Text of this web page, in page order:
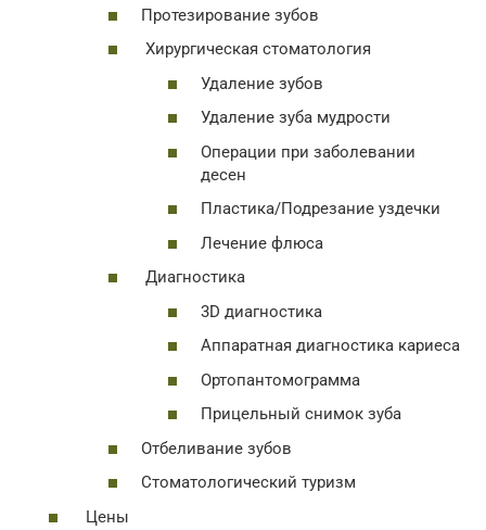
Протезирование зубов
Хирургическая стоматология
Удаление зубов
Удаление зуба мудрости
Операции при заболевании
десен
Пластика/Подрезание уздечки
Лечение флюса
Диагностика
3D диагностика
Аппаратная диагностика кариеса
Ортопантомограмма
Прицельный снимок зуба
Отбеливание зубов
Стоматологический туризм
Цены